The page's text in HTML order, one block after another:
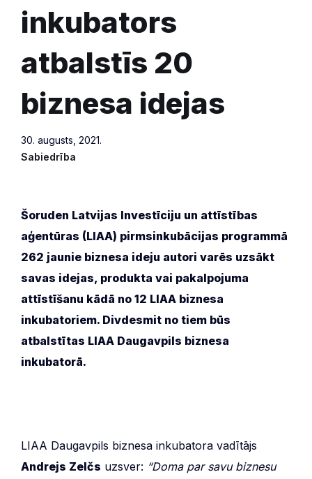
inkubators
atbalstīs 20
biznesa idejas
30. augusts, 2021.
Sabiedrība
Šoruden Latvijas Investīciju un attīstības
aģentūras (LIAA) pirmsinkubācijas programmā
262 jaunie biznesa ideju autori varēs uzsākt
savas idejas, produkta vai pakalpojuma
attīstīšanu kādā no 12 LIAA biznesa
inkubatoriem. Divdesmit no tiem būs
atbalstītas LIAA Daugavpils biznesa
inkubatorā.
LIAA Daugavpils biznesa inkubatora vadītājs
Andrejs Zelčs uzsver: “Doma par savu biznesu